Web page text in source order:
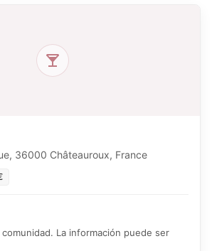
36000 Châteauroux, France
La información puede ser